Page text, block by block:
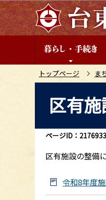
こ
の
ペ
トップページ ま
こ
区有
ページID：
区有施設の整備
令和8年度